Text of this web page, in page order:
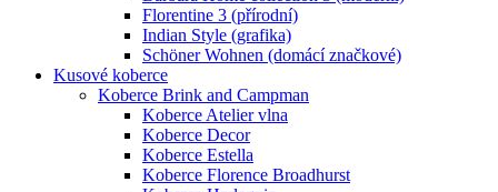
Florentine 3 (přírodní)
Indian Style (grafika)
Schöner Wohnen (domácí značkové)
Kusové koberce
Koberce Brink and Campman
Koberce Atelier vlna
Koberce Decor
Koberce Estella
Koberce Florence Broadhurst